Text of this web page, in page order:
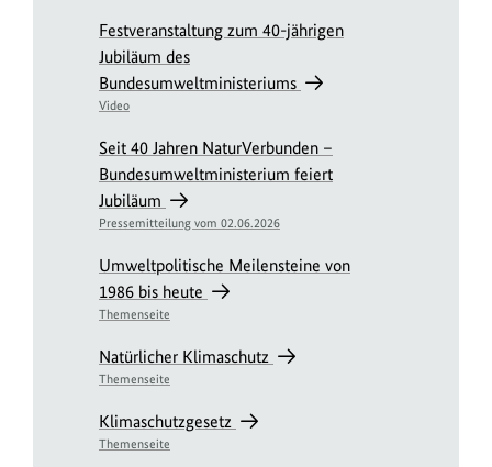
Festveranstaltung zum 40-jährigen
Jubiläum des
Bundesumweltministeriums
Video
Seit 40 Jahren NaturVerbunden –
Bundesumweltministerium feiert
Jubiläum
Pressemitteilung vom 02.06.2026
Umweltpolitische Meilensteine von
1986 bis heute
Themenseite
Natürlicher Klimaschutz
Themenseite
Klimaschutzgesetz
Themenseite